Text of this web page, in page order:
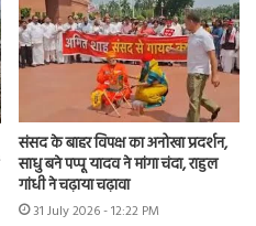
संसद के बाहर विपक्ष का अनोखा प्रदर्शन,
साधु बने पप्पू यादव ने मांगा चंदा, राहुल
गांधी ने चढ़ाया चढ़ावा
31 July 2026 - 12:22 PM